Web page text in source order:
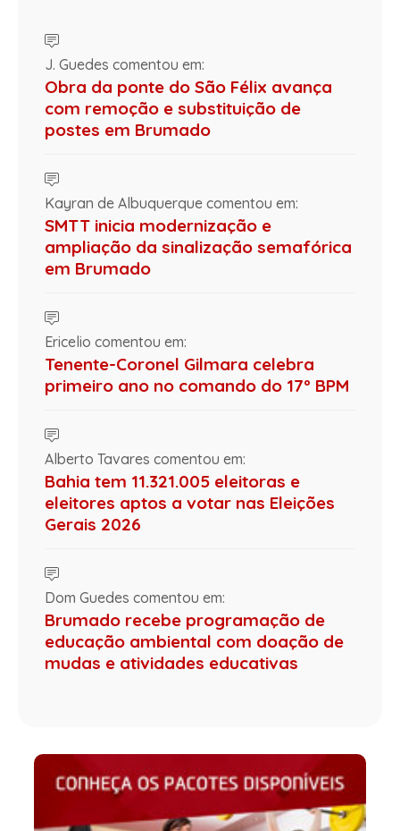
J. Guedes comentou em:
Obra da ponte do São Félix avança
com remoção e substituição de
postes em Brumado
Kayran de Albuquerque comentou em:
SMTT inicia modernização e
ampliação da sinalização semafórica
em Brumado
Ericelio comentou em:
Tenente-Coronel Gilmara celebra
primeiro ano no comando do 17º BPM
Alberto Tavares comentou em:
Bahia tem 11.321.005 eleitoras e
eleitores aptos a votar nas Eleições
Gerais 2026
Dom Guedes comentou em:
Brumado recebe programação de
educação ambiental com doação de
mudas e atividades educativas